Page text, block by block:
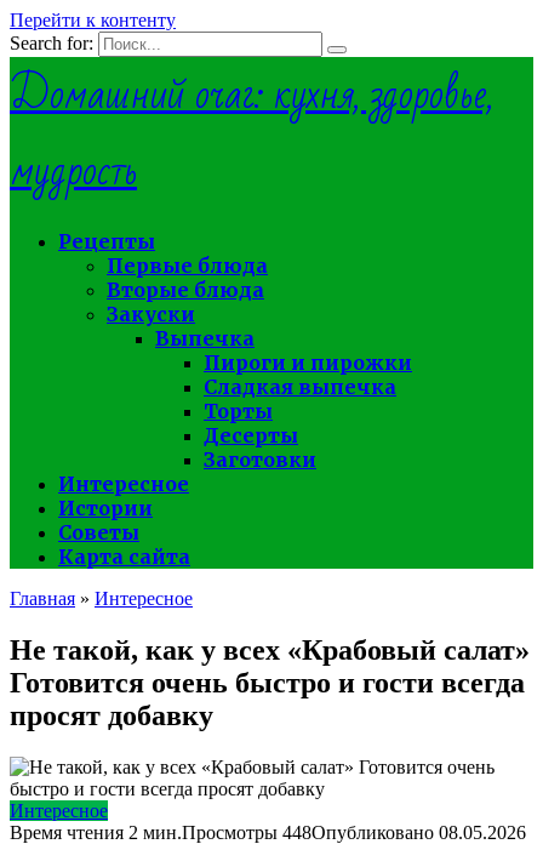
Перейти к контенту
Search for:
Домашний очаг: кухня, здоровье,
мудрость
Рецепты
Первые блюда
Вторые блюда
Закуски
Выпечка
Пироги и пирожки
Сладкая выпечка
Торты
Десерты
Заготовки
Интересное
Истории
Советы
Карта сайта
Главная » Интересное
Не такой, как у всех «Крабовый салат»
Готовится очень быстро и гости всегда
просят добавку
Интересное
Время чтения 2 мин.Просмотры 448Опубликовано 08.05.2026